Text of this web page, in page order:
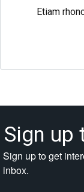
Etiam
Sign up
Sign up to get
inbox.